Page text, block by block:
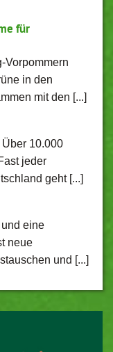
für
Vorpommern
in den
mit den [...]
10.000
jeder
geht [...]
eine
neue
und [...]